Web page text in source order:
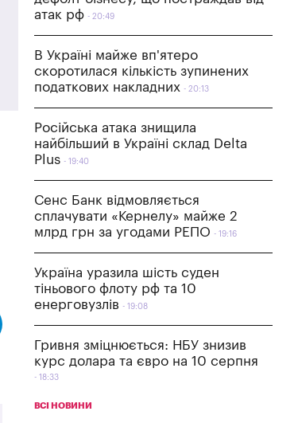
атак рф
20:49
В Україні майже вп'ятеро
скоротилася кількість зупинених
податкових накладних
20:13
Російська атака знищила
найбільший в Україні склад Delta
Plus
19:40
Сенс Банк відмовляється
сплачувати «Кернелу» майже 2
млрд грн за угодами РЕПО
19:16
Україна уразила шість суден
тіньового флоту рф та 10
енерговузлів
19:08
Гривня зміцнюється: НБУ знизив
курс долара та євро на 10 серпня
18:33
ВСІ НОВИНИ